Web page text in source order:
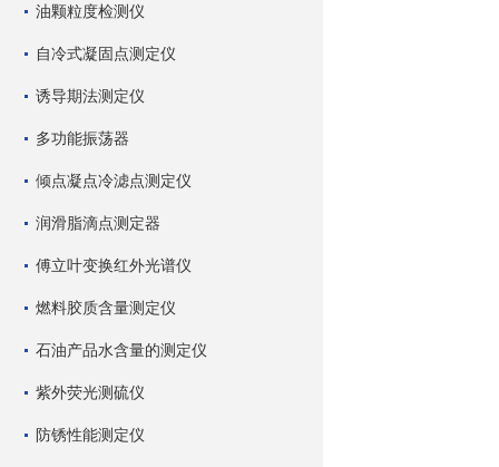
油颗粒度检测仪
自冷式凝固点测定仪
诱导期法测定仪
多功能振荡器
倾点凝点冷滤点测定仪
润滑脂滴点测定器
傅立叶变换红外光谱仪
燃料胶质含量测定仪
石油产品水含量的测定仪
紫外荧光测硫仪
防锈性能测定仪